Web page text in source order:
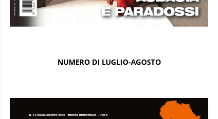
NUMERO DI LUGLIO-AGOSTO